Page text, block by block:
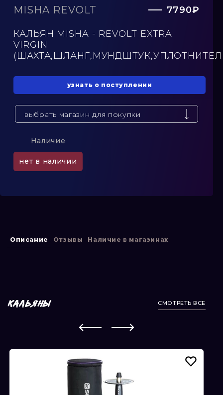
MISHA REVOLT 7790₽
КАЛЬЯН MISHA - REVOLT EXTRA
VIRGIN
узнать о поступлении
выбрать магазин для покупки
Наличие
нет в наличии
Описание Отзывы Наличие в магазинах
КАЛЬЯНЫ СМОТРЕТЬ ВСЕ